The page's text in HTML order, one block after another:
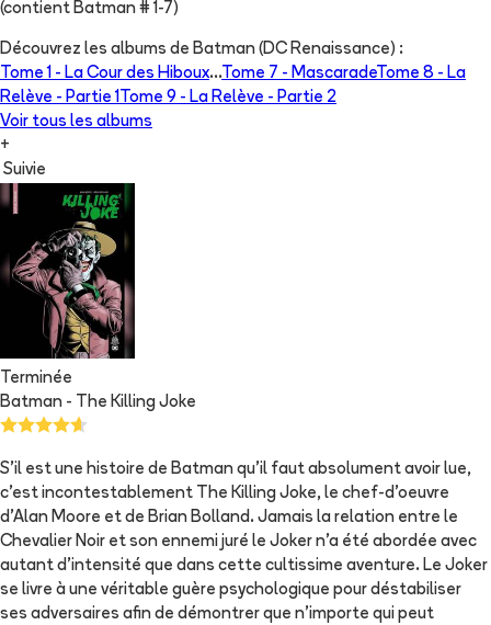
(contient Batman # 1-7)
Découvrez les albums de Batman (DC Renaissance) :
Tome 1 - La Cour des Hiboux...Tome 7 - MascaradeTome 8 - La
Relève - Partie 1
Tome 9 - La Relève - Partie 2
Voir tous les albums
+
Suivie
Terminée
Batman - The Killing Joke
S'il est une histoire de Batman qu'il faut absolument avoir lue,
c'est incontestablement The Killing Joke, le chef-d'oeuvre
d'Alan Moore et de Brian Bolland. Jamais la relation entre le
Chevalier Noir et son ennemi juré le Joker n'a été abordée avec
autant d'intensité que dans cette cultissime aventure. Le Joker
se livre à une véritable guère psychologique pour déstabiliser
ses adversaires afin de démontrer que n'importe qui peut